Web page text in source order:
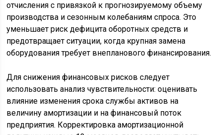
отчисления с привязкой к прогнозируемому объему
производства и сезонным колебаниям спроса. Это
уменьшает риск дефицита оборотных средств и
предотвращает ситуации, когда крупная замена
оборудования требует внепланового финансирования.
Для снижения финансовых рисков следует
использовать анализ чувствительности: оценивать
влияние изменения срока службы активов на
величину амортизации и на финансовый поток
предприятия. Корректировка амортизационной